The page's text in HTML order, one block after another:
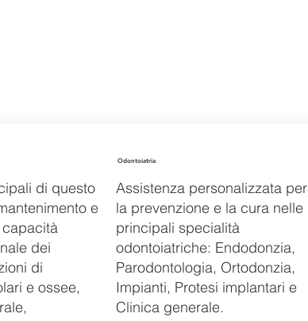
di questo
e
dei
di
e ossee,
Odontoiatria
Assistenza personalizzata per
la prevenzione e la cura nelle
principali specialità
odontoiatriche: Endodonzia,
Parodontologia, Ortodonzia,
Impianti, Protesi implantari e
Clinica generale.